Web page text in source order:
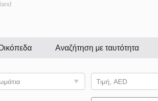
Αναζήτηση με ταυτότητα
Τιμή, AED